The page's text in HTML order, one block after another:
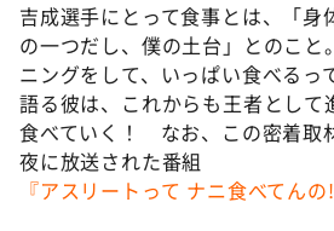
吉成選手にとって食事とは、「身
の一つだし、僕の土台」とのこと
ニングをして、いっぱい食べるっ
語る彼は、これからも王者として
食べていく！ なお、この密着取
夜に放送された番組
『アスリートって ナニ食べてんの